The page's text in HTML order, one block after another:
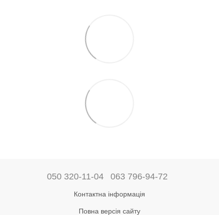
050 320-11-04 063 796-94-72
Контактна інформація
Повна версія сайту